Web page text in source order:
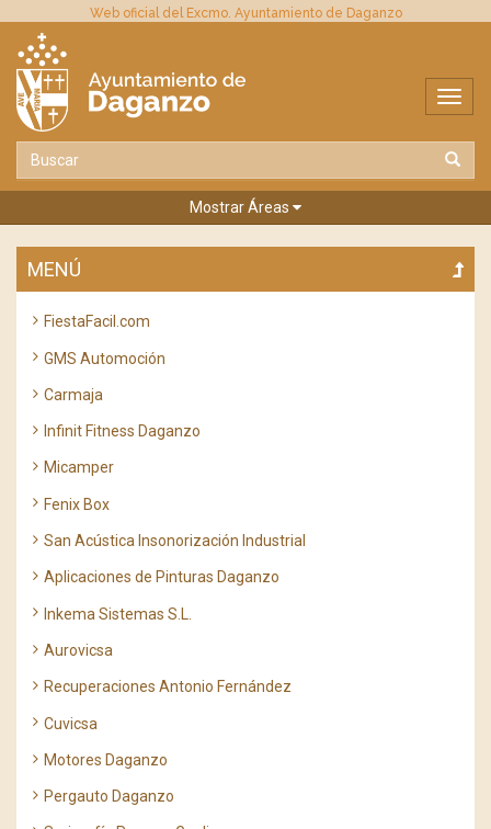
Web oficial del Excmo. Ayuntamiento de Daganzo
Mostrar Áreas
MENÚ
FiestaFacil.com
GMS Automoción
Carmaja
Infinit Fitness Daganzo
Micamper
Fenix Box
San Acústica Insonorización Industrial
Aplicaciones de Pinturas Daganzo
Inkema Sistemas S.L.
Aurovicsa
Recuperaciones Antonio Fernández
Cuvicsa
Motores Daganzo
Pergauto Daganzo